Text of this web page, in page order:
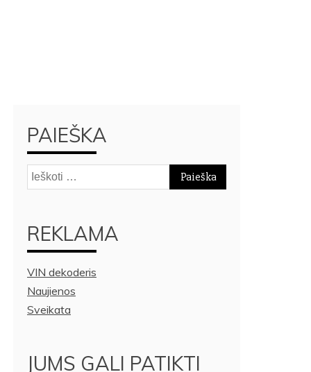
PAIEŠKA
Ieškoti:
REKLAMA
VIN dekoderis
Naujienos
Sveikata
JUMS GALI PATIKTI